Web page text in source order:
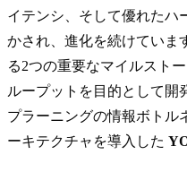
イテンシ、そして優れたハ
かされ、進化を続けていま
る2つの重要なマイルスト
ループットを目的として開
プラーニングの情報ボトル
ーキテクチャを導入した